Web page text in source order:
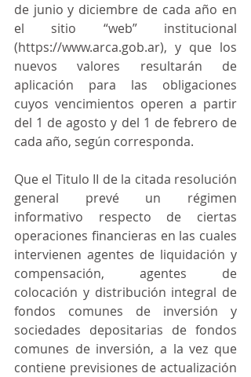
de junio y diciembre de cada año en
el sitio “web” institucional
(https://www.arca.gob.ar), y que los
nuevos valores resultarán de
aplicación para las obligaciones
cuyos vencimientos operen a partir
del 1 de agosto y del 1 de febrero de
cada año, según corresponda.
Que el Titulo II de la citada resolución
general prevé un régimen
informativo respecto de ciertas
operaciones financieras en las cuales
intervienen agentes de liquidación y
compensación, agentes de
colocación y distribución integral de
fondos comunes de inversión y
sociedades depositarias de fondos
comunes de inversión, a la vez que
contiene previsiones de actualización